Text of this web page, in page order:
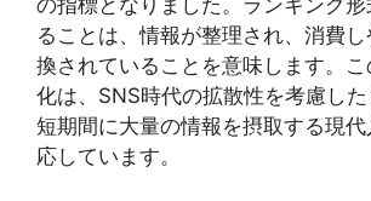
の指標となりました。ランキング
ることは、情報が整理され、消費
換されていることを意味します。こ
化は、SNS時代の拡散性を考慮した
短期間に大量の情報を摂取する現
応しています。